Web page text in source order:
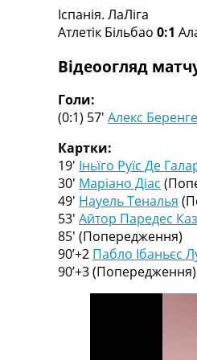
Турніри
Чемпіонат
Україна.
Іспанія. Ла
Таблиці
Чемпіонат
Таблиця
Перша Ліга
Таблиця
Таблиця Ла
Таблиця
Всі таблиці
Іспанія. ЛаЛіга
Атлетік Більбао 0:1
Відеоогляд
Голи:
(0:1) 57′ Алекс
Картки:
19′ Іньїго Руїс Де
30′ Маріано Діас
49′ Науель Теналья
53′ Айтор Паредес
85′ (Попередження)
90’+2 Пабло Ібаньєс
90’+3(Попередження)